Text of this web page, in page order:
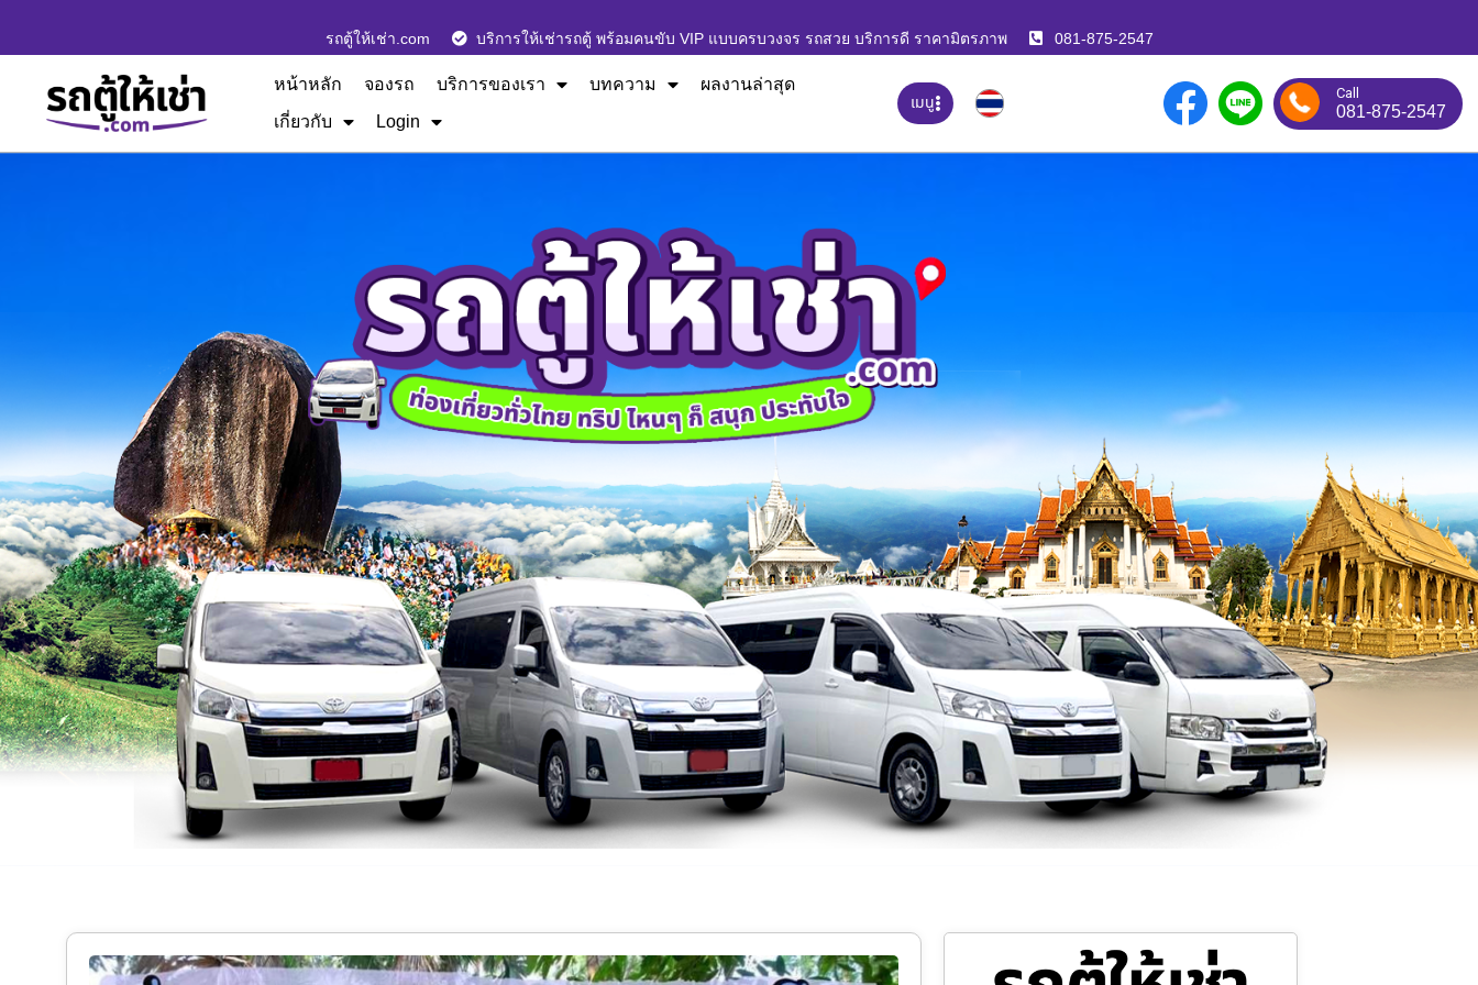
รถตู้ให้เช่า.com บริการให้เช่ารถตู้ พร้อมคนขับ VIP แบบครบวงจร รถสวย บริการดี ราคามิตรภาพ 081-875-2547
หน้าหลัก จองรถ บริการของเรา บทความ
ผลงานล่าสุด
เกี่ยวกับ
Login
เมนู Call
081-875-2547